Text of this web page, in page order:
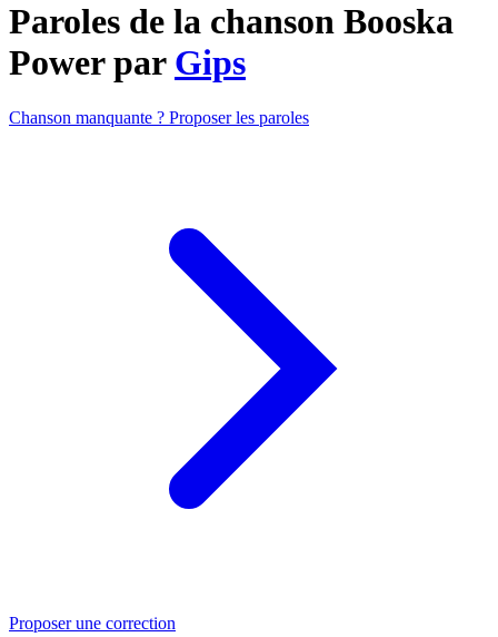
Paroles de la chanson Booska
Power par Gips
Chanson manquante ? Proposer les paroles
Proposer une correction